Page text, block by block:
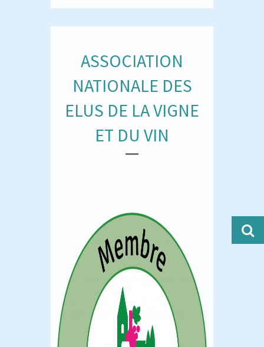
ASSOCIATION
NATIONALE DES
ELUS DE LA VIGNE
ET DU VIN